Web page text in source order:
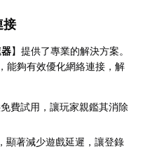
接
】提供了專業的解決方案。
能夠有效優化網絡連接，解
費試用，讓玩家親鑑其消除
顯著減少遊戲延遲，讓登錄